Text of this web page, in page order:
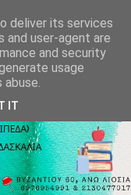
deliver its services
and user-agent are
and security
usage
IT